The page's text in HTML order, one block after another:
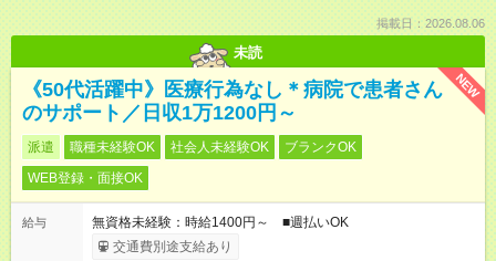
掲載日：2026.08.06
未読
NEW
《50代活躍中》医療行為なし＊病院で患者さん
のサポート／日収1万1200円～
派遣 職種未経験OK 社会人未経験OK
ブランクOK
WEB登録・面接OK
給与
無資格未経験：時給1400円～ ■週払いOK
交通費別途支給あり